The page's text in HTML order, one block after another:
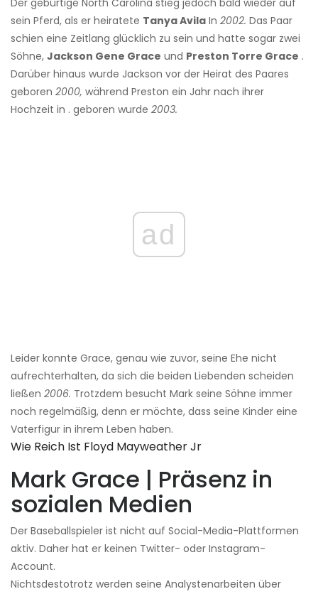
Der gebürtige North Carolina stieg jedoch bald wieder auf
sein Pferd, als er heiratete Tanya Avila In 2002. Das Paar
schien eine Zeitlang glücklich zu sein und hatte sogar zwei
Söhne, Jackson Gene Grace und Preston Torre Grace .
Darüber hinaus wurde Jackson vor der Heirat des Paares
geboren 2000, während Preston ein Jahr nach ihrer
Hochzeit in . geboren wurde 2003.
ad
Leider konnte Grace, genau wie zuvor, seine Ehe nicht
aufrechterhalten, da sich die beiden Liebenden scheiden
ließen 2006. Trotzdem besucht Mark seine Söhne immer
noch regelmäßig, denn er möchte, dass seine Kinder eine
Vaterfigur in ihrem Leben haben.
Wie Reich Ist Floyd Mayweather Jr
Mark Grace | Präsenz in
sozialen Medien
Der Baseballspieler ist nicht auf Social-Media-Plattformen
aktiv. Daher hat er keinen Twitter- oder Instagram-
Account.
Nichtsdestotrotz werden seine Analystenarbeiten über